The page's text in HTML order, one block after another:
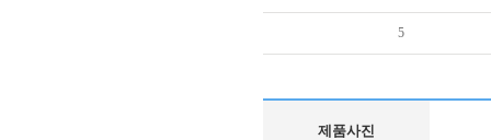
5
제품사진